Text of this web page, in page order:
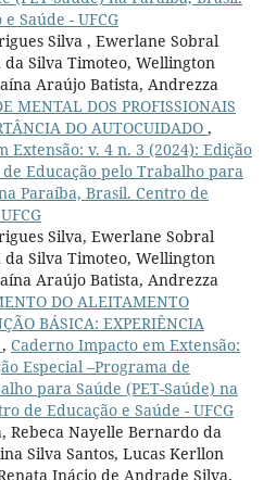
Saúde - UFCG
Silva , Ewerlane Sobral
Silva Timoteo, Wellington
Araújo Batista, Andrezza
MENTAL DOS PROFISSIONAIS
DO AUTOCUIDADO ,
Extensão: v. 4 n. 3 (2024): Edição
Educação pelo Trabalho para
Paraíba, Brasil. Centro de
Silva, Ewerlane Sobral
Silva Timoteo, Wellington
Araújo Batista, Andrezza
DO ALEITAMENTO
BÁSICA: EXPERIÊNCIA
, Caderno Impacto em Extensão:
Especial –Programa de
para Saúde (PET-Saúde) na
de Educação e Saúde - UFCG
Rebeca Nayelle Bernardo da
Silva Santos, Lucas Kerllon
Inácio de Andrade Silva,